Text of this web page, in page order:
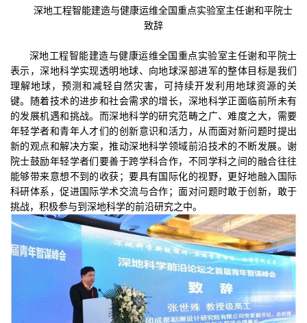
深地工程智能建造与健康运维全国重点实验室主任谢和平院士
致辞
深地工程智能建造与健康运维全国重点实验室主任谢和平院士
表示，深地科学实现透明地球、向地球深部进军的整体目标是我们
理解地球，预测和减轻自然灾害，可持续开发利用地球资源的关
键。随着技术的进步和社会需求的增长，深地科学正面临前所未有
的发展机遇和挑战。而深地科学的研究范畴之广、难度之大，需要
年轻学者和青年人才们的创新意识和活力，从而面对新问题时提出
新的观点和解决方案，推动深地科学领域前沿技术的不断发展。谢
院士鼓励年轻学者们要善于跨学科合作，不同学科之间的融合往往
能够带来意想不到的收获；要具有国际化的视野，更好地融入国际
科研体系，促进国际学术交流与合作；面对问题时敢于创新，敢于
挑战，积极参与到深地科学的前沿研究之中。